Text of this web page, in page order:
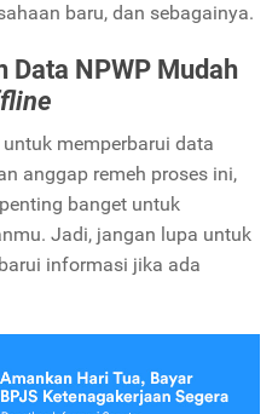
baru, dan sebagainya.
Data NPWP Mudah
memperbarui data
anggap remeh proses ini,
penting banget untuk
Jadi, jangan lupa untuk
informasi jika ada